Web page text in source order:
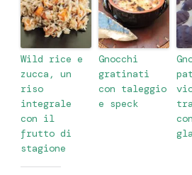
Wild rice e
zucca, un
riso
integrale
con il
frutto di
stagione
Gnocchi
gratinati
con taleggio
e speck